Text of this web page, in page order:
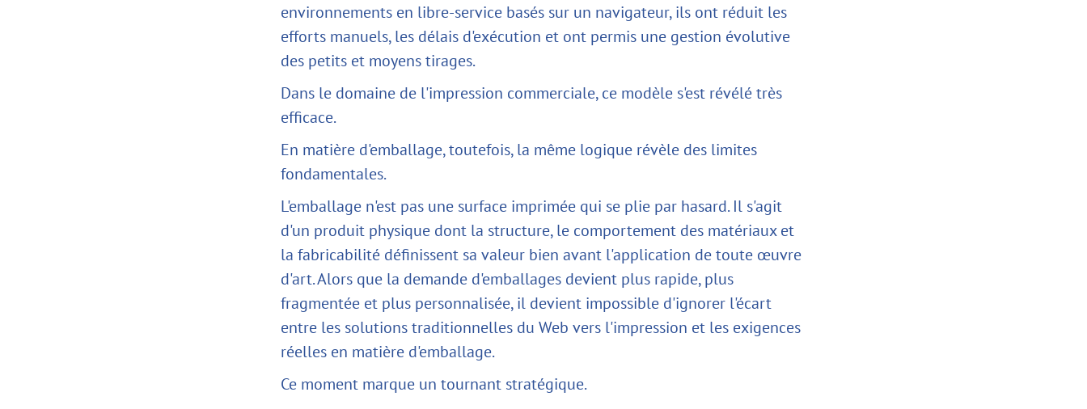
environnements en libre-service basés sur un navigateur, ils ont réduit les
efforts manuels, les délais d'exécution et ont permis une gestion évolutive
des petits et moyens tirages.
Dans le domaine de l'impression commerciale, ce modèle s'est révélé très
efficace.
En matière d'emballage, toutefois, la même logique révèle des limites
fondamentales.
L'emballage n'est pas une surface imprimée qui se plie par hasard. Il s'agit
d'un produit physique dont la structure, le comportement des matériaux et
la fabricabilité définissent sa valeur bien avant l'application de toute œuvre
d'art. Alors que la demande d'emballages devient plus rapide, plus
fragmentée et plus personnalisée, il devient impossible d'ignorer l'écart
entre les solutions traditionnelles du Web vers l'impression et les exigences
réelles en matière d'emballage.
Ce moment marque un tournant stratégique.